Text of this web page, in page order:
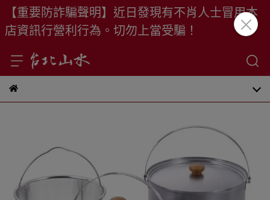
【重要防詐騙聲明】近日發現有不肖人士冒用本
店資訊行營利行為。切勿上當受騙！